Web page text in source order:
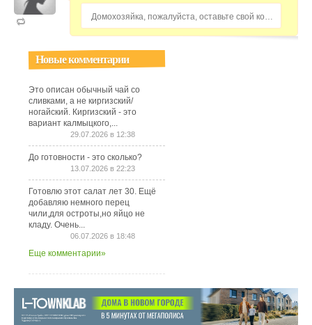
Домохозяйка, пожалуйста, оставьте свой комментарий...
Новые комментарии
Это описан обычный чай со
сливками, а не киргизский/
ногайский. Киргизский - это
вариант калмыцкого,...
29.07.2026 в 12:38
До готовности - это сколько?
13.07.2026 в 22:23
Готовлю этот салат лет 30. Ещё
добавляю немного перец
чили,для остроты,но яйцо не
кладу. Очень...
06.07.2026 в 18:48
Еще комментарии»